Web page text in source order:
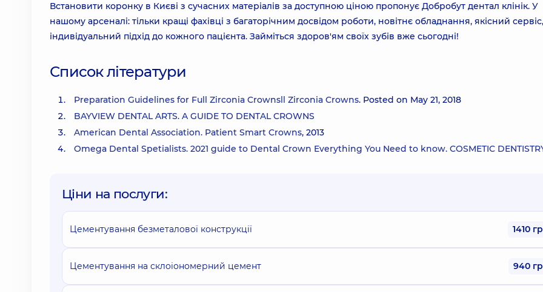
Встановити коронку в Києві з сучасних матеріалів за доступною ціною пропонує Добробут дентал клінік. У
нашому арсеналі: тільки кращі фахівці з багаторічним досвідом роботи, новітнє обладнання, якісний сервіс,
індивідуальний підхід до кожного пацієнта. Займіться здоров'ям своїх зубів вже сьогодні!
Список літератури
Preparation Guidelines for Full Zirconia Crownsll Zirconia Crowns. Posted on May 21, 2018
BAYVIEW DENTAL ARTS. A GUIDE TO DENTAL CROWNS
American Dental Association. Patient Smart Crowns, 2013
Omega Dental Spetialists. 2021 guide to Dental Crown Everything You Need to know. COSMETIC
Ціни на послуги:
Цементування безметалової конструкції 1410
Цементування на склоіономерний цемент 940